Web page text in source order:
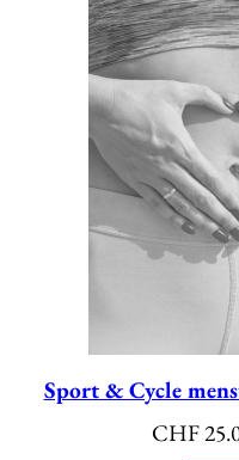
Sport & Cycle
CHF